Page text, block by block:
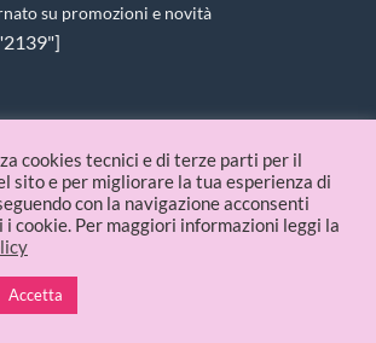
su promozioni e novità
Biolovers.it | P.IVA 09336481214
cookies tecnici e di terze parti per il
sito e per migliorare la tua esperienza di
con la navigazione acconsenti
cookie. Per maggiori informazioni leggi la
Accetta